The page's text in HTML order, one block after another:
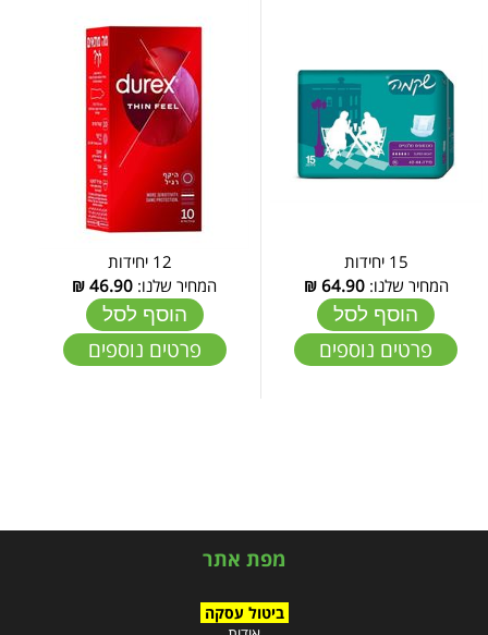
15 יחידות
המחיר שלנו:64.90
₪
הוסף לסל
פרטים נוספים
המחיר שלנו: 46.90
₪
הוסף לסל
פרטים נוספים
מפת אתר
ביטול עסקה